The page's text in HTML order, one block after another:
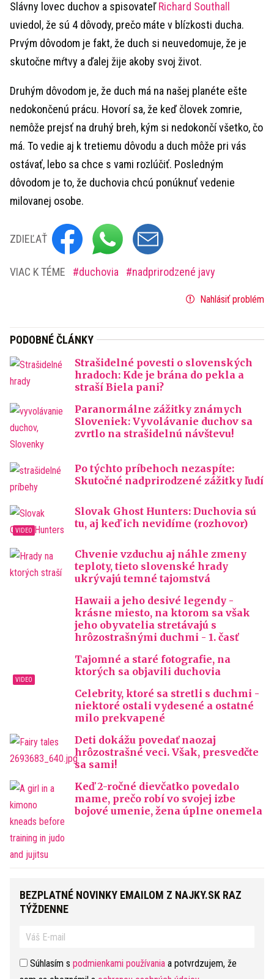
Slávny lovec duchov a spisovateľRichard Southall
uviedol, že sú 4 dôvody, prečo máte v blízkosti ducha.
Prvým dôvodom je fakt, že duch si neuvedomuje, že je
skutočne mŕtvy a ďalej žije akoby svoj život.
Druhým dôvodom je, že duch má na našej planéte ešte
nedokončenú prácu. Hovorí sa, že keď človek zomrie,
nemôže prejsť na druhý breh, kým si nedokončí všetko, čo
má. To vedie aj k tretiemu dôvodu a duch môže pri vás
ostávať, lebo sa chce s vami rozlúčiť. Posledným
dôvodom je to, že duchovia chcú ponúknuť vedenie
milovanej osobe.
ZDIEĽAŤ
VIAC K TÉME duchovia nadprirodzené javy
Nahlásiť problém
PODOBNÉ ČLÁNKY
Strašidelné povesti o slovenských
hradoch: Kde je brána do pekla a
straší Biela pani?
Paranormálne zážitky známych
Sloveniek: Vyvolávanie duchov sa
zvrtlo na strašidelnú návštevu!
Po týchto príbehoch nezaspíte:
Skutočné nadprirodzené zážitky ľudí
Slovak Ghost Hunters: Duchovia sú
tu, aj keď ich nevidíme (rozhovor)
Chvenie vzduchu aj náhle zmeny
teploty, tieto slovenské hrady
ukrývajú temné tajomstvá
Hawaii a jeho desivé legendy -
krásne miesto, na ktorom sa však
jeho obyvatelia stretávajú s
hrôzostrašnými duchmi - 1. časť
Tajomné a staré fotografie, na
ktorých sa objavili duchovia
Celebrity, ktoré sa stretli s duchmi -
niektoré ostali vydesené a ostatné
milo prekvapené
Deti dokážu povedať naozaj
hrôzostrašné veci. Však, presvedčte
sa sami!
Keď 2-ročné dievčatko povedalo
mame, prečo robí vo svojej izbe
bojové umenie, žena úplne onemela
BEZPLATNÉ NOVINKY EMAILOM Z NAJKY.SK RAZ
TÝŽDENNE
Súhlasím s podmienkami používania a potvrdzujem, že